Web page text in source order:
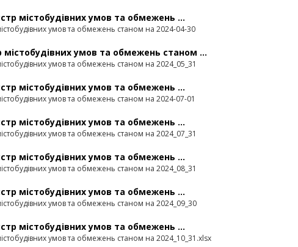
містобудівних умов та обмежень ...
умов та обмежень станом на 2024-04-30
містобудівних умов та обмежень станом ...
умов та обмежень станом на 2024_05_31
містобудівних умов та обмежень ...
умов та обмежень станом на 2024-07-01
містобудівних умов та обмежень ...
умов та обмежень станом на 2024_07_31
містобудівних умов та обмежень ...
умов та обмежень станом на 2024_08_31
містобудівних умов та обмежень ...
умов та обмежень станом на 2024_09_30
містобудівних умов та обмежень ...
умов та обмежень станом на 2024_10_31.xlsx